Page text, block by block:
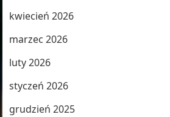
kwiecień 2026
marzec 2026
luty 2026
styczeń 2026
grudzień 2025